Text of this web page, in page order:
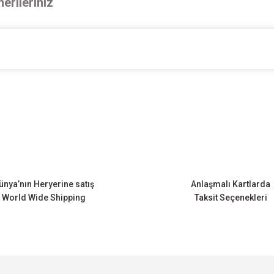
Heryerine satış
World Wide Shipping
Anlaşmalı Kartlarda
Taksit Seçenekleri